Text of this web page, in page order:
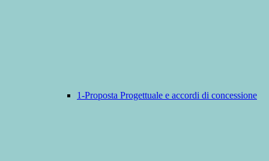
1-Proposta Progettuale e accordi di concessione